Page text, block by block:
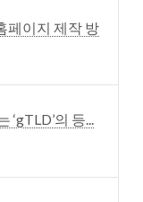
페이지 제작 방
‘gTLD’의 등...